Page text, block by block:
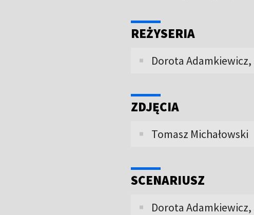
REŻYSERIA
Dorota
ZDJĘCIA
Tomasz Michałowski
SCENARIUSZ
Dorota